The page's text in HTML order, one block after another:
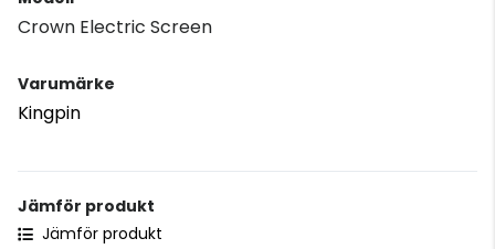
Crown Electric Screen
Varumärke
Kingpin
Jämför produkt
Jämför produkt